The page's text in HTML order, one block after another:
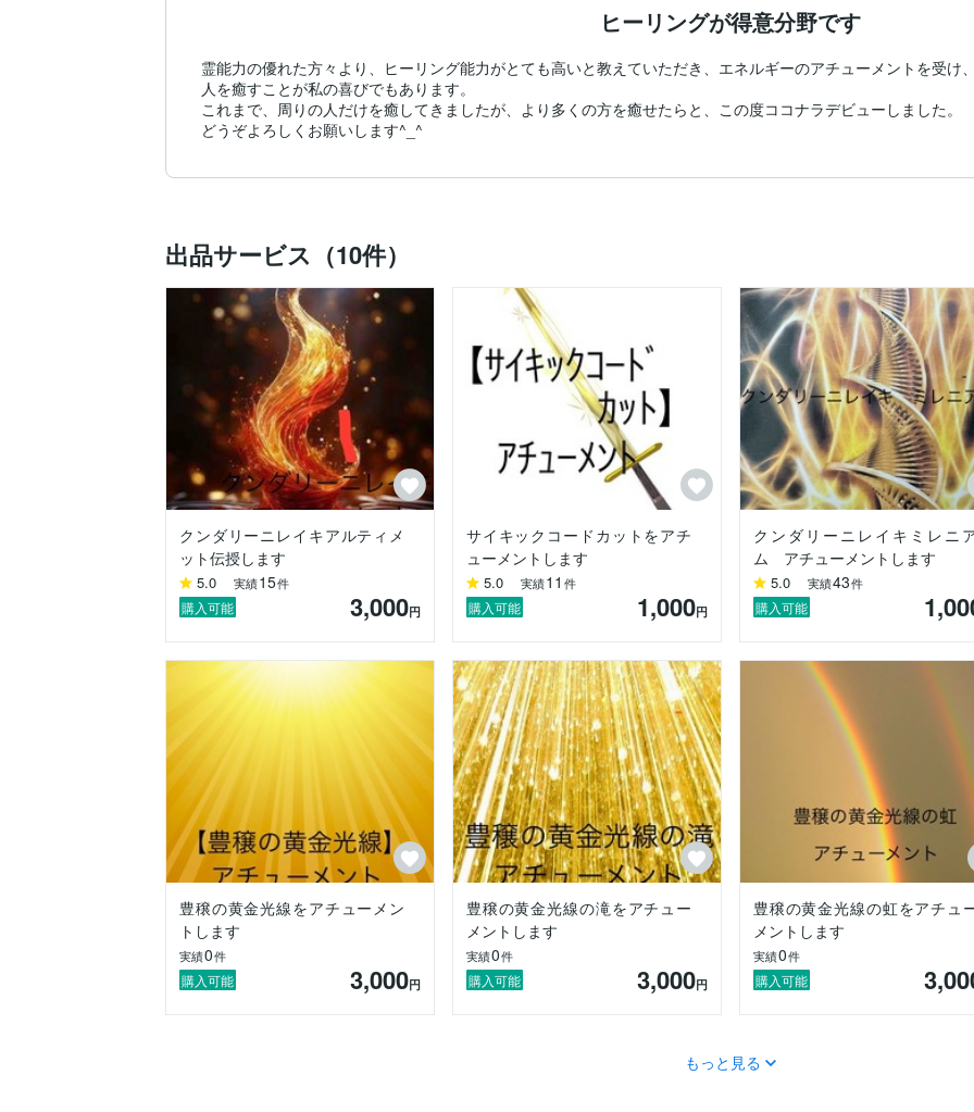
ヒーリングが得意分野です
霊能力の優れた方々より、ヒーリング能力がとても高いと教えていただき、エネルギーのアチューメントを受け
人を癒すことが私の喜びでもあります。
これまで、周りの人だけを癒してきましたが、より多くの方を癒せたらと、この度ココナラデビューしました。
どうぞよろしくお願いします^_^
出品サービス（10件）
クンダリーニレイキアルティメ
ット伝授します
5.0 実績15件
購入可能 3,000円
サイキックコードカットをアチ
ューメントします
5.0 実績11 件
購入可能 1,000円
クンダリーニレイキミレニ
ム アチューメントします
5.0 実績43件
購入可能
豊穣の黄金光線をアチューメン
トします
実績0件
購入可能 3,000円
豊穣の黄金光線の滝をアチュー
メントします
実績0件
購入可能 3,000円
豊穣の黄金光線の虹をアチュ
メントします
実績0件
購入可能
もっと見る